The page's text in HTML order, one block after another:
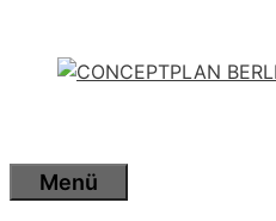
springen
Menü